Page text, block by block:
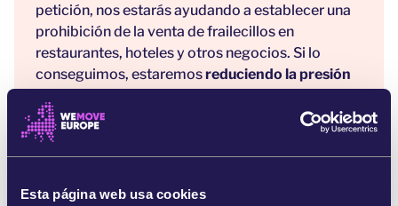
Esta página web usa cookies
petición, nos estarás ayudando a establecer una
prohibición de la venta de frailecillos en
restaurantes, hoteles y otros negocios. Si lo
conseguimos, estaremosreduciendo la presión
sean cazados para su venta y reduciendo las
causas de decrecimiento de las poblaciones ya
amenazadas que aún preservamos.
Además, si visitas Islandia,